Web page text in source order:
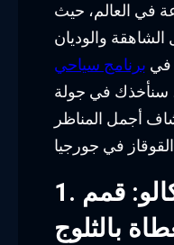
في العالم، حيث
والوديان
في برنامج سياحي
سنأخذك في جولة
أجمل المناظر
1. جبال سفانيتشكالو: قمم
بالثلوج